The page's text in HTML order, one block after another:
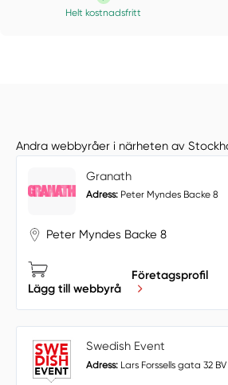
Helt kostnadsfritt
Andra webbyråer i närheten av
Granath
Adress: Peter Myndes Backe 8
Peter Myndes Backe 8
Lägg till webbyrå
Företagsprofil
Swedish Event
Adress: Lars Forssells gata 32 BV